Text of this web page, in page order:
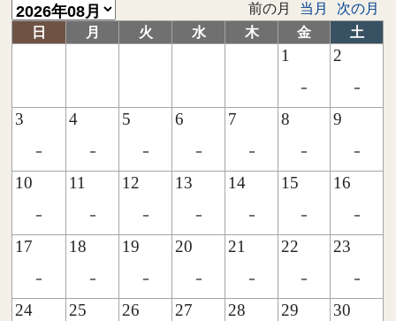
前の月 当月
次の月
日
月 火 水 木 金 土
1
-
2
-
3
-
4
-
5
-
6
-
7
-
8
-
9
-
10
-
11
-
12
-
13
-
14
-
15
-
16
-
17
-
18
-
19
-
20
-
21
-
22
-
23
-
24 25 26 27 28 29 30